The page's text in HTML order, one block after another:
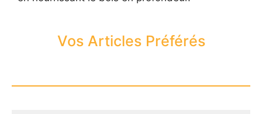
Vos Articles Préférés